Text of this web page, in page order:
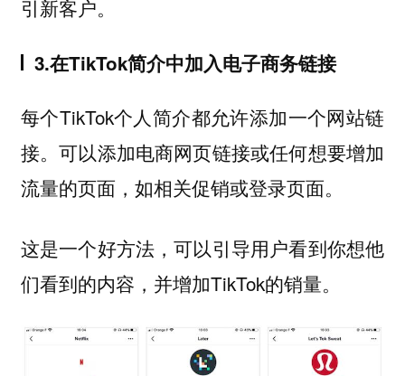
引新客户。
3.在TikTok简介中加入电子商务链接
每个TikTok个人简介都允许添加一个网站链
接。可以添加电商网页链接或任何想要增加
流量的页面，如相关促销或登录页面。
这是一个好方法，可以引导用户看到你想他
们看到的内容，并增加TikTok的销量。